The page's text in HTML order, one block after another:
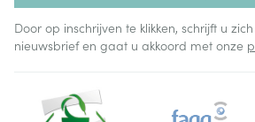
Door op inschrijven te klikken, schrijft u
nieuwsbrief en gaat u akkoord met onze